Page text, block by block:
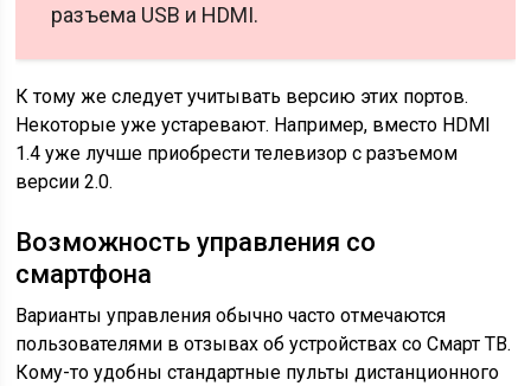
разъема USB и HDMI.
К тому же следует учитывать версию этих портов.
Некоторые уже устаревают. Например, вместо HDMI
1.4 уже лучше приобрести телевизор с разъемом
версии 2.0.
Возможность управления со
смартфона
Варианты управления обычно часто отмечаются
пользователями в отзывах об устройствах со Смарт ТВ.
Кому-то удобны стандартные пульты дистанционного